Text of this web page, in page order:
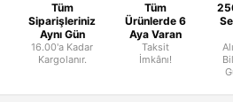
Tüm
Siparişleriniz
Aynı Gün
16.00'a Kadar
Kargolanır.
Tüm
Ürünlerde 6
Aya Varan
Taksit
İmkânı!